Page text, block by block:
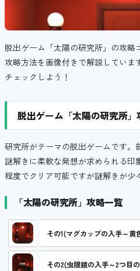
脱出ゲーム「太陽の研究所」の攻略
攻略方法を画像付きで解説していま
チェックしよう！
脱出ゲーム「太陽の研究所」
研究所がテーマの脱出ゲームです。
謎解きに柔軟な発想が求められる印
程度でクリア可能ですが謎解きが少
「太陽の研究所」攻略一覧
その1(マグカップの入手～黄
その2(虫眼鏡の入手～2つ目